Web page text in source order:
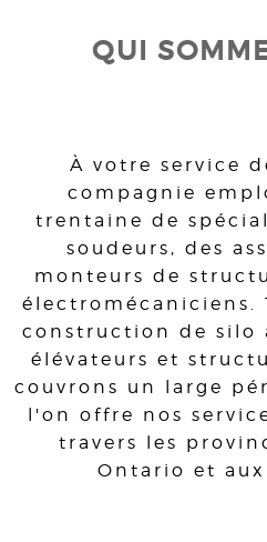
QUI
À votre service
compagnie
trentaine de
soudeurs, des
monteurs de
électromécaniciens.
construction de silo
élévateurs et
couvrons un large
l'on offre nos
travers les
Ontario et